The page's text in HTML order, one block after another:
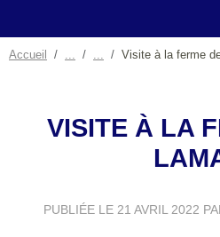
Accueil Visite à la ferme
VISITE À LA
PUBLIÉE LE 21 AVRIL 2022